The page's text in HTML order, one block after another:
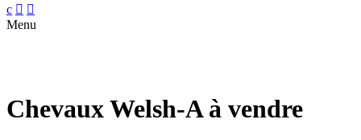
c  
Menu
Chevaux Welsh-A à vendre